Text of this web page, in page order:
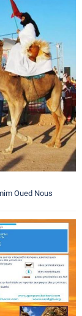
Oued Nous